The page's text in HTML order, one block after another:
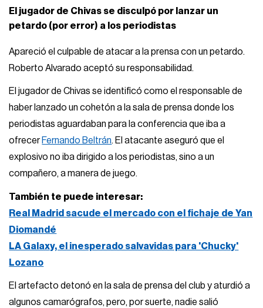
El jugador de Chivas se disculpó por lanzar un
petardo (por error) a los periodistas
Apareció el culpable de atacar a la prensa con un petardo.
Roberto Alvarado aceptó su responsabilidad.
El jugador de Chivas se identificó como el responsable de
haber lanzado un cohetón a la sala de prensa donde los
periodistas aguardaban para la conferencia que iba a
ofrecer Fernando Beltrán. El atacante aseguró que el
explosivo no iba dirigido a los periodistas, sino a un
compañero, a manera de juego.
También te puede interesar:
Real Madrid sacude el mercado con el fichaje de Yan
Diomandé
LA Galaxy, el inesperado salvavidas para 'Chucky'
Lozano
El artefacto detonó en la sala de prensa del club y aturdió a
algunos camarógrafos, pero, por suerte, nadie salió